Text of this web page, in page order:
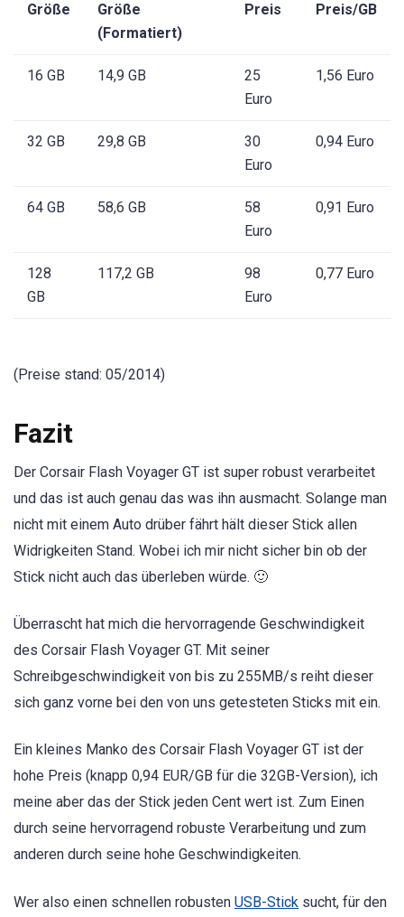
Größe
Größe
(Formatiert)
Preis Preis/GB
16 GB 14,9 GB
25
Euro
1,56 Euro
32 GB 29,8 GB
30
Euro
0,94 Euro
64 GB 58,6 GB
58
Euro
0,91 Euro
128
GB
117,2 GB
98
Euro
0,77 Euro
(Preise stand: 05/2014)
Fazit
Der Corsair Flash Voyager GT ist super robust verarbeitet
und das ist auch genau das was ihn ausmacht. Solange man
nicht mit einem Auto drüber fährt hält dieser Stick allen
Widrigkeiten Stand. Wobei ich mir nicht sicher bin ob der
Stick nicht auch das überleben würde. 🙂
Überrascht hat mich die hervorragende Geschwindigkeit
des Corsair Flash Voyager GT. Mit seiner
Schreibgeschwindigkeit von bis zu 255MB/s reiht dieser
sich ganz vorne bei den von uns getesteten Sticks mit ein.
Ein kleines Manko des Corsair Flash Voyager GT ist der
hohe Preis (knapp 0,94 EUR/GB für die 32GB-Version), ich
meine aber das der Stick jeden Cent wert ist. Zum Einen
durch seine hervorragend robuste Verarbeitung und zum
anderen durch seine hohe Geschwindigkeiten.
Wer also einen schnellen robusten USB-Stick sucht, für den